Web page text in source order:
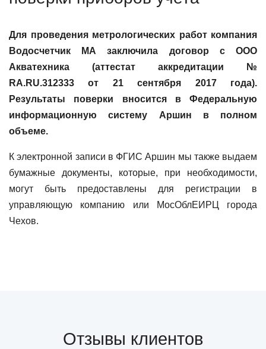
Для проведения метрологических работ компания
Водосчетчик МА заключила договор с ООО
Акватехника (аттестат аккредитации №
RA.RU.312333 от 21 сентября 2017 года).
Результаты поверки вносится в Федеральную
информационную систему Аршин в полном
объеме.
К электронной записи в ФГИС Аршин мы также выдаем
бумажные документы, которые, при необходимости,
могут быть предоставлены для регистрации в
управляющую компанию или МосОблЕИРЦ города
Чехов.
Отзывы клиентов